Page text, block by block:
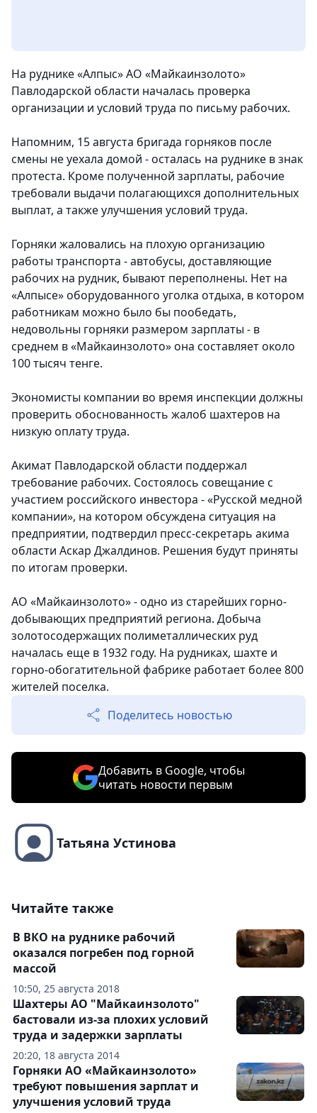
На руднике «Алпыс» АО «Майкаинзолото»
Павлодарской области началась проверка
организации и условий труда по письму рабочих.
Напомним, 15 августа бригада горняков после
смены не уехала домой - осталась на руднике в знак
протеста. Кроме полученной зарплаты, рабочие
требовали выдачи полагающихся дополнительных
выплат, а также улучшения условий труда.
Горняки жаловались на плохую организацию
работы транспорта - автобусы, доставляющие
рабочих на рудник, бывают переполнены. Нет на
«Алпысе» оборудованного уголка отдыха, в котором
работникам можно было бы пообедать,
недовольны горняки размером зарплаты - в
среднем в «Майкаинзолото» она составляет около
100 тысяч тенге.
Экономисты компании во время инспекции должны
проверить обоснованность жалоб шахтеров на
низкую оплату труда.
Акимат Павлодарской области поддержал
требование рабочих. Состоялось совещание с
участием российского инвестора - «Русской медной
компании», на котором обсуждена ситуация на
предприятии, подтвердил пресс-секретарь акима
области Аскар Джалдинов. Решения будут приняты
по итогам проверки.
АО «Майкаинзолото» - одно из старейших горно-
добывающих предприятий региона. Добыча
золотосодержащих полиметаллических руд
началась еще в 1932 году. На рудниках, шахте и
горно-обогатительной фабрике работает более 800
жителей поселка.
Поделитесь новостью
Добавить в Google, чтобы
читать новости первым
Татьяна Устинова
Читайте также
10:50, 25 августа 2018
В ВКО на руднике рабочий
оказался погребен под горной
массой
20:20, 18 августа 2014
Шахтеры АО "Майкаинзолото"
бастовали из-за плохих условий
труда и задержки зарплаты
Горняки АО «Майкаинзолото»
требуют повышения зарплат и
улучшения условий труда